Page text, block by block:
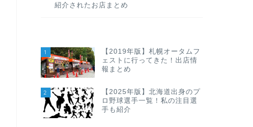
紹介されたお店まとめ
1
【2019年版】札幌オータムフ
ェストに行ってきた！出店情
報まとめ
2
【2025年版】北海道出身のプ
ロ野球選手一覧！私の注目選
手も紹介